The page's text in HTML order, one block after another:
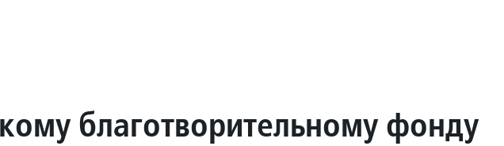
благотворительному фонду